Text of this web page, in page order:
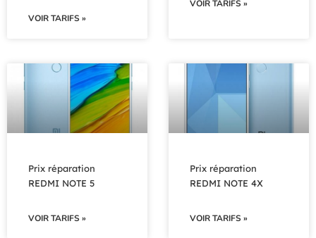
VOIR TARIFS »
VOIR TARIFS »
Prix réparation
REDMI NOTE 5
VOIR TARIFS »
Prix réparation
REDMI NOTE 4X
VOIR TARIFS »